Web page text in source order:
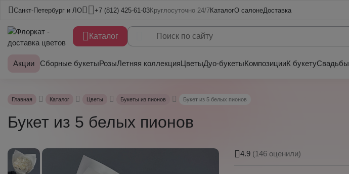
Санкт-Петербург и ЛО +7 (812) 425-61-03Круглосуточно 24/7КаталогО салонеДоставка
Каталог
Акции Сборные букетыРозыЛетняя коллекцияЦветыДуо-букетыКомпозицииК букетуСвадьбы
Главная Каталог Цветы Букеты из пионов Букет из 5 белых пионов
Букет из 5 белых пионов
4.9 (146 оценили)